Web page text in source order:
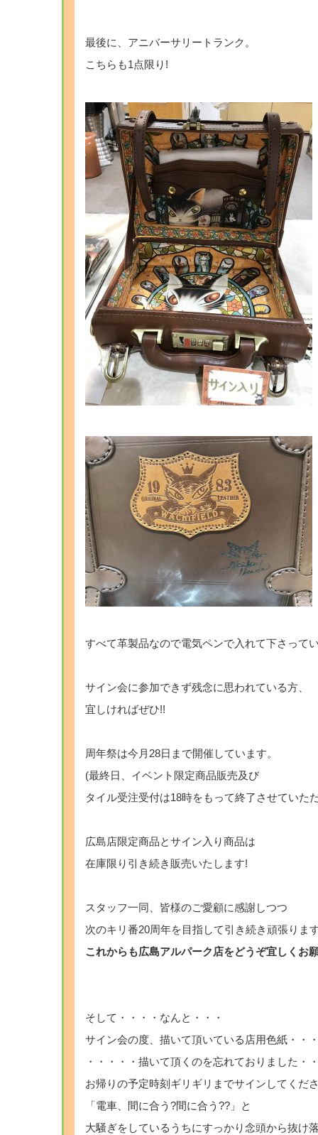
最後に、アニバーサリートランク。
こちらも1点限り!
すべて革製品なので電気ペンで入れて下さって
サイン会に参加できず残念に思われている方、
宜しければぜひ!!
周年祭は今月28日まで開催しています。
(最終日、イベント限定商品販売及び
タイル受注受付は18時をもって終了させていた
広島店限定商品とサイン入り商品は
在庫限り引き続き販売いたします!
スタッフ一同、皆様のご愛顧に感謝しつつ
次のキリ番20周年を目指して引き続き頑張りま
これからも広島アルパーク店をどうぞ宜しくお
そして・・・・なんと・・・
サイン会の度、描いて頂いている店用色紙・・
・・・・・描いて頂くのを忘れておりました・
お帰りの予定時刻ギリギリまでサインしてくだ
「電車、間に合う?間に合う??」と
大騒ぎをしているうちにすっかり念頭から抜け